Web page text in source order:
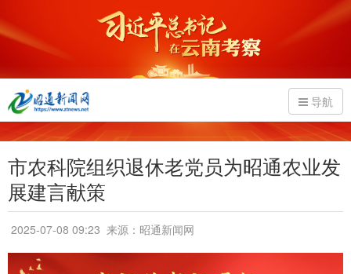
导航
市农科院组织退休老党员为昭通农业发
展建言献策
2025-07-08 09:23 来源：昭通新闻网